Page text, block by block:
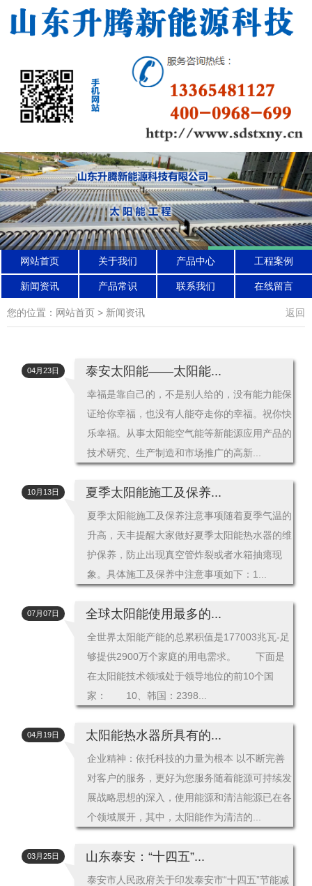
网站首页 关于我们 产品中心 工程案例
新闻资讯 产品常识 联系我们 在线留言
您的位置：网站首页 > 新闻资讯 返回
泰安太阳能——太阳能...
幸福是靠自己的，不是别人给的，没有能力能保
证给你幸福，也没有人能夺走你的幸福。祝你快
乐幸福。从事太阳能空气能等新能源应用产品的
技术研究、生产制造和市场推广的高新...
04月23日
夏季太阳能施工及保养...
夏季太阳能施工及保养注意事项随着夏季气温的
升高，天丰提醒大家做好夏季太阳能热水器的维
护保养，防止出现真空管炸裂或者水箱抽瘪现
象。具体施工及保养中注意事项如下：1...
10月13日
全球太阳能使用最多的...
全世界太阳能产能的总累积值是177003兆瓦-足
够提供2900万个家庭的用电需求。 下面是
在太阳能技术领域处于领导地位的前10个国
家： 10、韩国：2398...
07月07日
太阳能热水器所具有的...
企业精神：依托科技的力量为根本 以不断完善
对客户的服务，更好为您服务随着能源可持续发
展战略思想的深入，使用能源和清洁能源已在各
个领域展开，其中，太阳能作为清洁的...
04月19日
山东泰安：“十四五”...
泰安市人民政府关于印发泰安市“十四五”节能减
03月25日